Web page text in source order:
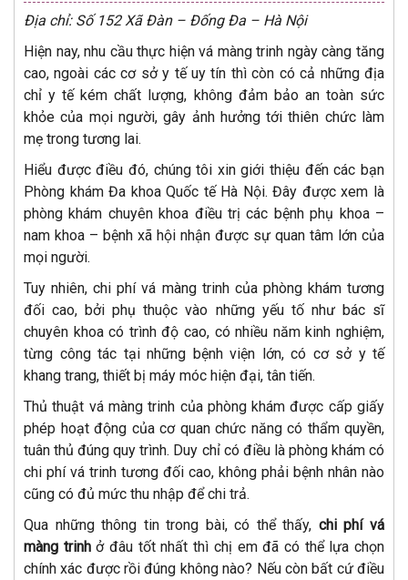
Địa chỉ: Số 152 Xã Đàn – Đống Đa – Hà Nội
Hiện nay, nhu cầu thực hiện vá màng trinh ngày càng tăng
cao, ngoài các cơ sở y tế uy tín thì còn có cả những địa
chỉ y tế kém chất lượng, không đảm bảo an toàn sức
khỏe của mọi người, gây ảnh hưởng tới thiên chức làm
mẹ trong tương lai.
Hiểu được điều đó, chúng tôi xin giới thiệu đến các bạn
Phòng khám Đa khoa Quốc tế Hà Nội. Đây được xem là
phòng khám chuyên khoa điều trị các bệnh phụ khoa –
nam khoa – bệnh xã hội nhận được sự quan tâm lớn của
mọi người.
Tuy nhiên, chi phí vá màng trinh của phòng khám tương
đối cao, bởi phụ thuộc vào những yếu tố như bác sĩ
chuyên khoa có trình độ cao, có nhiều năm kinh nghiệm,
từng công tác tại những bệnh viện lớn, có cơ sở y tế
khang trang, thiết bị máy móc hiện đại, tân tiến.
Thủ thuật vá màng trinh của phòng khám được cấp giấy
phép hoạt động của cơ quan chức năng có thẩm quyền,
tuân thủ đúng quy trình. Duy chỉ có điều là phòng khám có
chi phí vá trinh tương đối cao, không phải bệnh nhân nào
cũng có đủ mức thu nhập để chi trả.
Qua những thông tin trong bài, có thể thấy, chi phí vá
màng trinhở đâu tốt nhất thì chị em đã có thể lựa chọn
chính xác được rồi đúng không nào? Nếu còn bất cứ điều